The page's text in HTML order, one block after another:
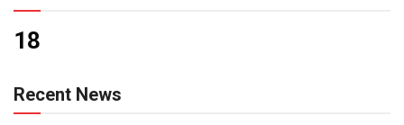
18
Recent News